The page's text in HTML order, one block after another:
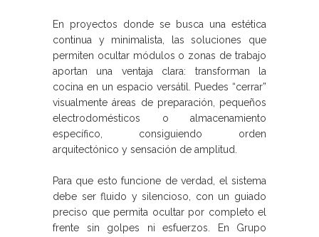
En proyectos donde se busca una estética
continua y minimalista, las soluciones que
permiten ocultar módulos o zonas de trabajo
aportan una ventaja clara: transforman la
cocina en un espacio versátil. Puedes “cerrar”
visualmente áreas de preparación, pequeños
electrodomésticos o almacenamiento
específico, consiguiendo orden
arquitectónico y sensación de amplitud.
Para que esto funcione de verdad, el sistema
debe ser fluido y silencioso, con un guiado
preciso que permita ocultar por completo el
frente sin golpes ni esfuerzos. En Grupo